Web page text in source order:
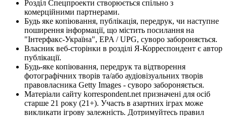
Розділ Спецпроекти створюється спільно з
комерційними партнерами.
Будь яке копіювання, публікація, передрук, чи наступне
поширення інформації, що містить посилання на
"Інтерфакс-Україна", EPA / UPG, суворо забороняється.
Власник веб-сторінки в розділі Я-Корреспондент є автор
публікації.
Будь-яке копіювання, передрук та відтворення
фотографічних творів та/або аудіовізуальних творів
правовласника Getty Images - суворо забороняється.
Матеріали сайту korrespondent.net призначені для осіб
старше 21 року (21+). Участь в азартних іграх може
викликати ігрову залежність. Дотримуйтесь правил